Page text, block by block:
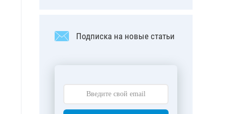
Подписка на новые статьи